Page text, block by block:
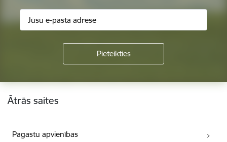
Kājene
Ātrās saites
Pagastu apvienības